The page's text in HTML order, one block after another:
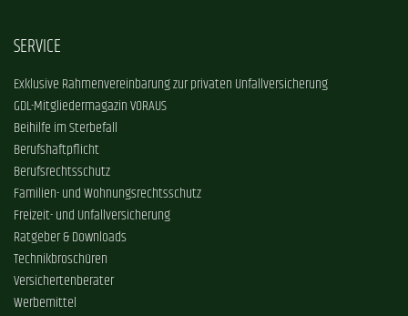
SERVICE
Exklusive Rahmenvereinbarung zur privaten Unfallversicherung
GDL-Mitgliedermagazin VORAUS
Beihilfe im Sterbefall
Berufshaftpflicht
Berufsrechtsschutz
Familien- und Wohnungsrechtsschutz
Freizeit- und Unfallversicherung
Ratgeber & Downloads
Technikbroschüren
Versichertenberater
Werbemittel